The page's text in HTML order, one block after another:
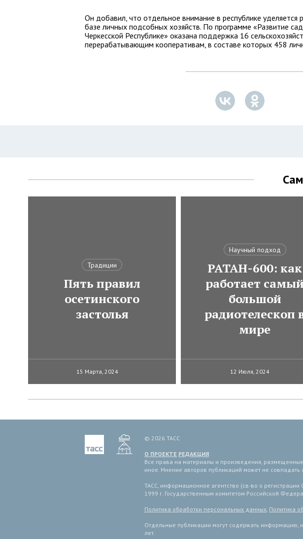
Он добавил, что отдельное внимание в республике уделяется
базе личных подсобных хозяйств. По программе «Развитие
Черкесской Республике» оказана поддержка 16
перерабатывающим кооперативам, в составе которых 458
Традиции
Пять правил
осетинского
застолья
15 Марта, 2024
Научный подход
РАТАН-600: как
работает самый
большой
радиотелескоп
мире
12 Июля, 2024
© 2026 ТАСС
О ПРОЕКТЕ РЕДАКЦИЯ
Все права на материалы и произведения,
иное. Мнение авторов публикаций может не
ТАСС, информационное агентство (св-во о
1999 г. Государственным комитетом Российской
Политика обработки персональных данных, Политика
Отдельные публикации могут содержать информацию,
лет.